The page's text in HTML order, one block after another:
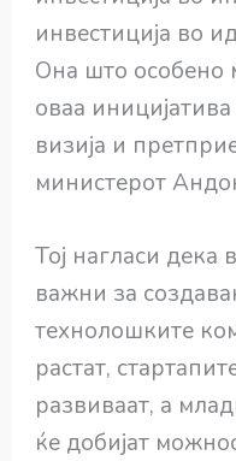
инвестиција во
Она што особено
оваа
визија и
министерот
Тој нагласи дека
важни за
технолошките
растат,
развиваат, а
ќе добијат